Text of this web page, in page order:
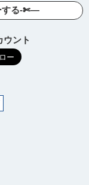
する-✄—
ント